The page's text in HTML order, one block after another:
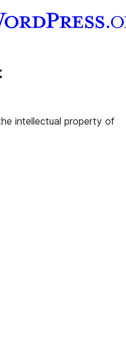
kanālu
mūsu Tumblr kontu
intellectual property of